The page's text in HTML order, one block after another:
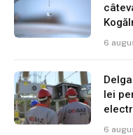
6
lei
6